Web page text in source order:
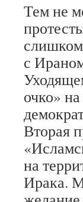
Тем не
с
очко»
Вторая
на
Ирака.